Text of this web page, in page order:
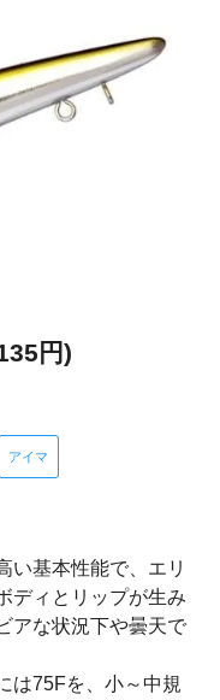
円)
アイマ
い基本性能で、エリ
ディとリップが生み
アな状況下や曇天で
は75Fを、小～中規